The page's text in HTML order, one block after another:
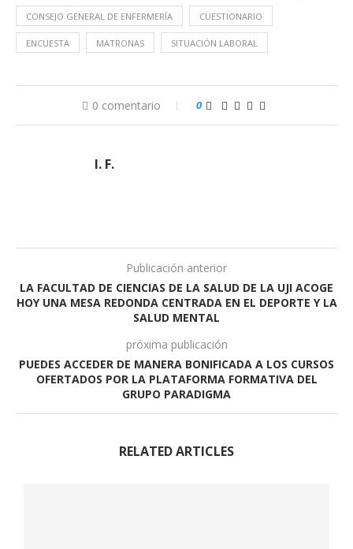
CONSEJO GENERAL DE ENFERMERÍA CUESTIONARIO
ENCUESTA MATRONAS SITUACIÓN LABORAL
0 comentario 0
I. F.
Publicación anterior
LA FACULTAD DE CIENCIAS DE LA SALUD DE LA UJI ACOGE
HOY UNA MESA REDONDA CENTRADA EN EL DEPORTE Y LA
SALUD MENTAL
próxima publicación
PUEDES ACCEDER DE MANERA BONIFICADA A LOS CURSOS
OFERTADOS POR LA PLATAFORMA FORMATIVA DEL
GRUPO PARADIGMA
RELATED ARTICLES